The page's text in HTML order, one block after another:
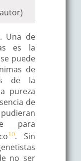
Una de
es la
puede
de
de la
pureza
de
para
10. Sin
no ser